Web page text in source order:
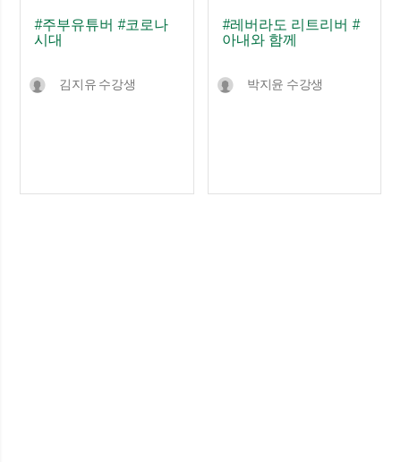
#주부유튜버 #코로나
시대
김지유 수강생
#레버라도 리트리버 #
아내와 함께
박지윤 수강생